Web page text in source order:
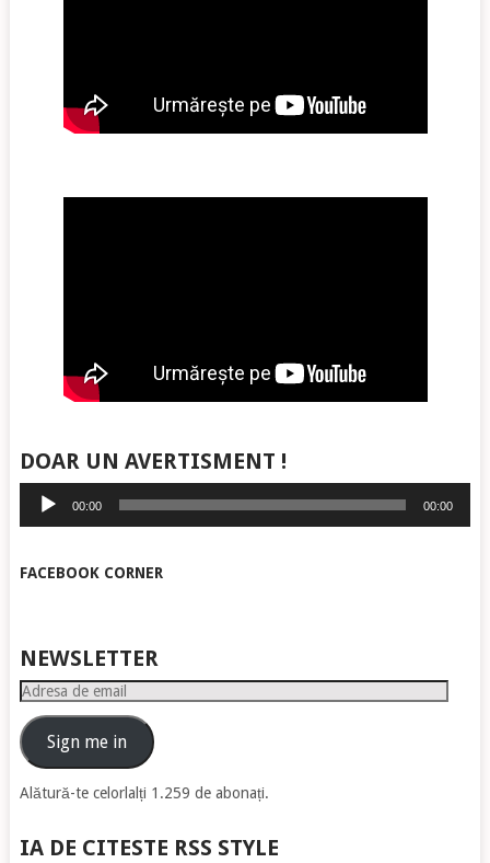
DOAR UN AVERTISMENT !
Player
audio
00:00 00:00
FACEBOOK CORNER
NEWSLETTER
Adresa
emailSign me in
Alătură-te celorlalți 1.259 de abonați.
IA DE CITESTE RSS STYLE